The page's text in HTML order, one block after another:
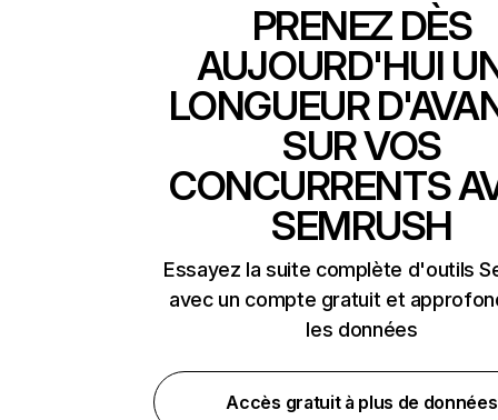
PRENEZ DÈS
AUJOURD'HUI
LONGUEUR
SUR VOS
CONCURRENTS
SEMRUSH
Essayez la suite complète d'outils
avec un compte gratuit et
les données
Accès gratuit à plus de données